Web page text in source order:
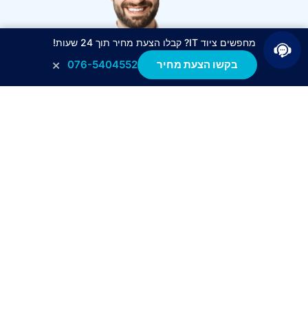
מחפשים ציוד IT? קבלו הצעת מחיר תוך 24 שעות!
בקשו הצעת מחיר 076-5404552
×